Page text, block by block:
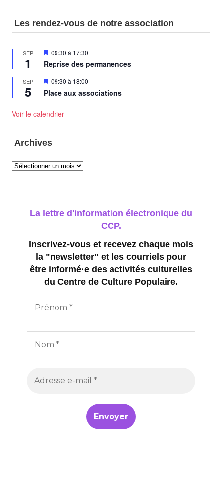
Les rendez-vous de notre association
SEP
1
Mis
avant
09:30 à 17:30
Reprise des permanences
SEP
5
Mis
avant
09:30 à 18:00
Place aux associations
Voir le calendrier
Archives
Archives
La lettre d'information électronique du
CCP.
Inscrivez-vous et recevez chaque mois
la "newsletter" et les courriels pour
être informé·e des activités culturelles
du Centre de Culture Populaire.